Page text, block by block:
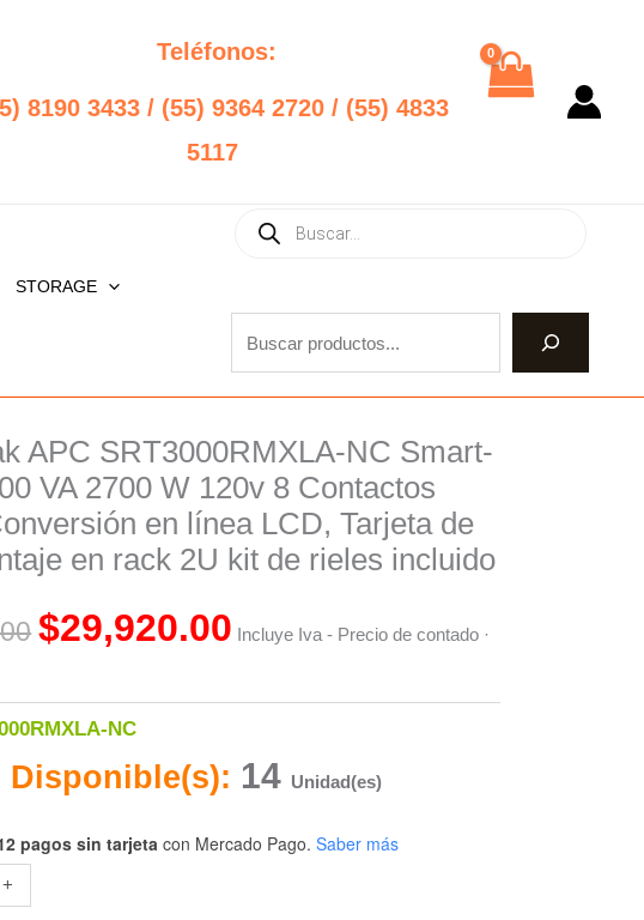
Teléfonos:
8190 3433 / (55) 9364 2720 / (55) 4833
5117
STORAGE
search
Buscar
APC SRT3000RMXLA-NC Smart-
VA 2700 W 120v 8 Contactos
en línea LCD, Tarjeta de
en rack 2U kit de rieles incluido
Original
price
was:
$56,863.00.
$29,920.00
Current
price
is:
Incluye Iva - Precio de contado ·
NC
Disponible(s): 14 Unidad(es)
pagos sin tarjeta con Mercado Pago. Saber más
+